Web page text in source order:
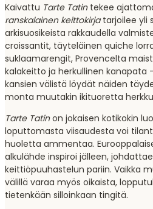
Kaivattu Tarte Tatintekee
ranskalainen keittokirjatarjoilee yli
arkisuosikeista rakkaudella
croissantit, täyteläinen quiche
suklaamarengit, Provencelta
kalakeitto ja herkullinen kanapata
kansien välistä löydät näiden
monta muutakin ikituoretta
Tarte Tatinon jokaisen kotikokin
loputtomasta viisaudesta voi
huoletta ammentaa.
alkulähde inspiroi jälleen,
keittiöpuuhastelun pariin. Vaikka
välillä varaa myös oikaista,
tietenkään silloinkaan tingitä.